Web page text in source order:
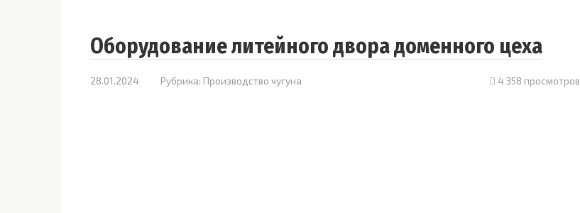
Оборудование литейного двора доменного цеха
28.01.2024 Рубрика: Производство чугуна 4 358 просмотров